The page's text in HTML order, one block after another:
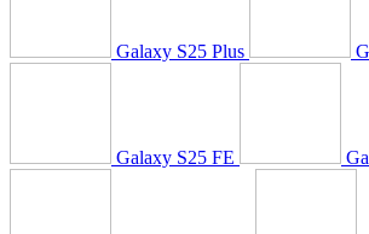
Galaxy S25 Plus
Galaxy S25 FE